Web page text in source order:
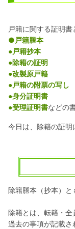
戸籍に関する証明書
●戸籍謄本
●戸籍抄本
●除籍の証明
●改製原戸籍
●戸籍の附票の写し
●身分証明書
●受理証明書などの
今日は、除籍の証明
除籍謄本（抄本）と
除籍とは、転籍・全
過去の事項が記載さ